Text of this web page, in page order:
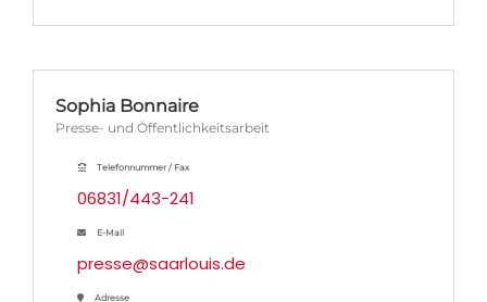
Sophia Bonnaire
Presse- und Öffentlichkeitsarbeit
Telefonnummer / Fax
06831/443-241
E-Mail
presse@saarlouis.de
Adresse